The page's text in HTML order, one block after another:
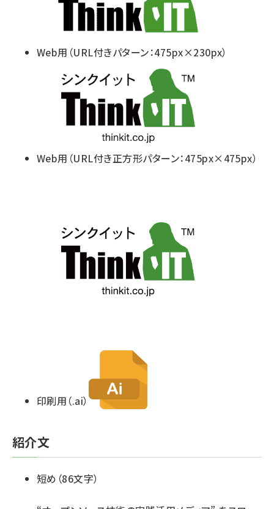
Web用（URL付きパターン：475px×230px）
Web用（URL付き正方形パターン：475px×475px）
印刷用（.ai）
紹介文
短め（86文字）